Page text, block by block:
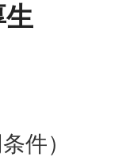
生
件）